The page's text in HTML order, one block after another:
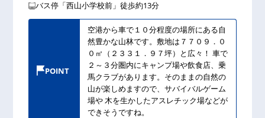
バス停「西山小学校前」徒歩約13分
POINT
空港から車で１０分程度の場所にある自
然豊かな山林です。敷地は７７０９．０
０㎡（２３３１．９７坪）と広々！ 車で
２～３分圏内にキャンプ場や飲食店、乗
馬クラブがあります。そのままの自然の
山が楽しめますので、サバイバルゲーム
場や 木を生かしたアスレチック場などが
できそうですね。